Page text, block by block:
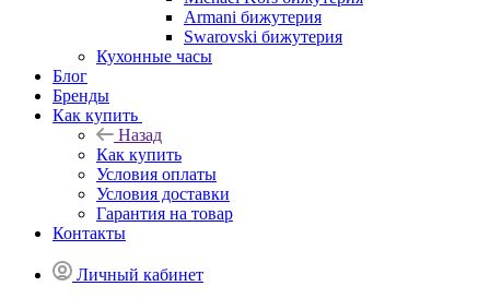
Armani бижутерия
Swarovski бижутерия
Кухонные часы
Блог
Бренды
Как купить
Назад
Как купить
Условия оплаты
Условия доставки
Гарантия на товар
Контакты
Личный кабинет